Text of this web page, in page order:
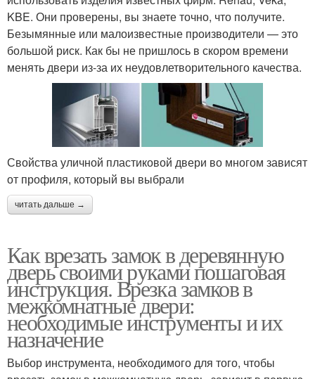
KBE. Они проверены, вы знаете точно, что получите.
Безымянные или малоизвестные производители — это
большой риск. Как бы не пришлось в скором времени
менять двери из-за их неудовлетворительного качества.
Свойства уличной пластиковой двери во многом зависят
от профиля, который вы выбрали
читать дальше →
Как врезать замок в деревянную
дверь своими руками пошаговая
инструкция. Врезка замков в
межкомнатные двери:
необходимые инструменты и их
назначение
Выбор инструмента, необходимого для того, чтобы